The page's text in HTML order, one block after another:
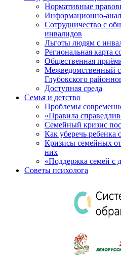
Нормативные
Информационно-
Сотрудничество с
инвалидов
Льготы людям с
Региональная карта
Общественная
Межведомственный
Глубокского
Доступная среда
Семья и детство
Проблемы
«Правила
Семейный кризис
Как уберечь ребенка
Кризисы семейных
них
«Поддержка семей с
Советы психолога